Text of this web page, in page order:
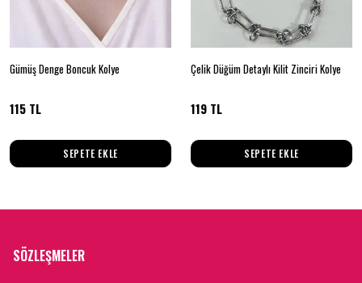
Gümüş Denge Boncuk Kolye
115 TL
SEPETE EKLE
Çelik Düğüm Detaylı Kilit Zinciri Kolye
119 TL
SEPETE EKLE
SÖZLEŞMELER